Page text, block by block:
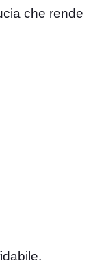
che rende